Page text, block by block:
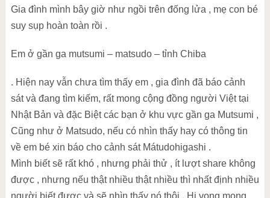
Gia đình mình bây giờ như ngồi trên đống lửa , mẹ con bé
suy sụp hoàn toàn rồi .
Em ở gần ga mutsumi – matsudo – tỉnh Chiba
. Hiện nay vẫn chưa tìm thấy em , gia đình đã báo cảnh
sát và đang tìm kiếm, rất mong cộng đồng người Việt tại
Nhật Bản và đặc Biệt các bạn ở khu vực gần ga Mutsumi ,
Cũng như ở Matsudo, nếu có nhìn thấy hay có thông tin
về em bé xin báo cho cảnh sát Mátudohigashi .
Mình biết sẽ rất khó , nhưng phải thử , ít lượt share không
được , nhưng nếu thật nhiều thật nhiều thì nhất định nhiều
người biết được và sẽ nhìn thấy nó thôi . Hi vọng mong